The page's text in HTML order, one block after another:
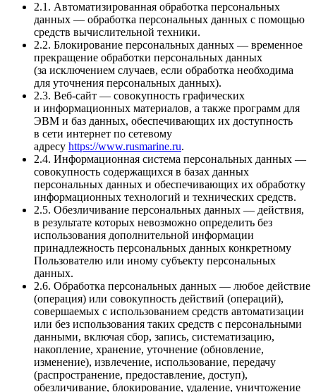
2.1. Автоматизированная обработка персональных
данных — обработка персональных данных с помощью
средств вычислительной техники.
2.2. Блокирование персональных данных — временное
прекращение обработки персональных данных
(за исключением случаев, если обработка необходима
для уточнения персональных данных).
2.3. Веб-сайт — совокупность графических
и информационных материалов, а также программ для
ЭВМ и баз данных, обеспечивающих их доступность
в сети интернет по сетевому
адресу https://www.rusmarine.ru.
2.4. Информационная система персональных данных —
совокупность содержащихся в базах данных
персональных данных и обеспечивающих их обработку
информационных технологий и технических средств.
2.5. Обезличивание персональных данных — действия,
в результате которых невозможно определить без
использования дополнительной информации
принадлежность персональных данных конкретному
Пользователю или иному субъекту персональных
данных.
2.6. Обработка персональных данных — любое действие
(операция) или совокупность действий (операций),
совершаемых с использованием средств автоматизации
или без использования таких средств с персональными
данными, включая сбор, запись, систематизацию,
накопление, хранение, уточнение (обновление,
изменение), извлечение, использование, передачу
(распространение, предоставление, доступ),
обезличивание, блокирование, удаление, уничтожение